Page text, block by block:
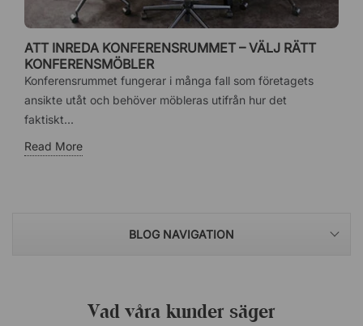
ATT INREDA KONFERENSRUMMET – VÄLJ RÄTT
KONFERENSMÖBLER
Konferensrummet fungerar i många fall som företagets
ansikte utåt och behöver möbleras utifrån hur det
faktiskt...
Read More
BLOG NAVIGATION
Vad våra kunder säger